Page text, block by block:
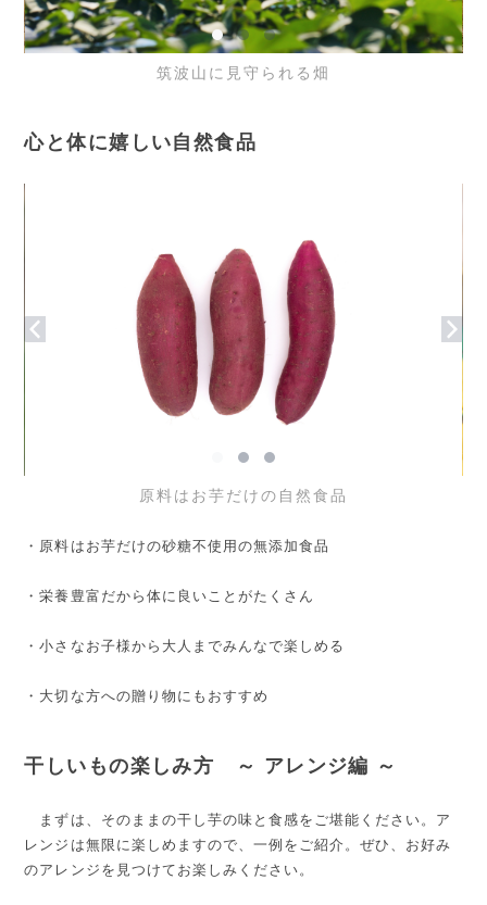
筑波山に見守られる畑
心と体に嬉しい自然食品
原料はお芋だけの自然食品
・原料はお芋だけの砂糖不使用の無添加食品
・栄養豊富だから体に良いことがたくさん
・小さなお子様から大人までみんなで楽しめる
・大切な方への贈り物にもおすすめ
干しいもの楽しみ方 ～ アレンジ編 ～
まずは、そのままの干し芋の味と食感をご堪能ください。ア
レンジは無限に楽しめますので、一例をご紹介。ぜひ、お好み
のアレンジを見つけてお楽しみください。